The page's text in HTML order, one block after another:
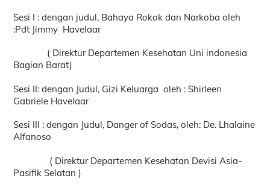
Sesi I : dengan judul, Bahaya Rokok dan Narkoba oleh
:Pdt Jimmy Havelaar
( Direktur Departemen Kesehatan Uni indonesia
Bagian Barat)
Sesi II: dengan Judul, Gizi Keluarga oleh : Shirleen
Gabriele Havelaar
Sesi III : dengan Judul, Danger of Sodas, oleh: De. Lhalaine
Alfanoso
( Direktur Departemen Kesehatan Devisi Asia-
Pasifik Selatan )